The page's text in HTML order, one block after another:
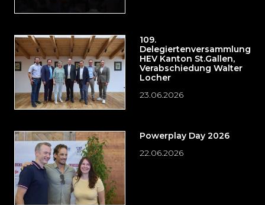
109.
Delegiertenversammlung
HEV Kanton St.Gallen,
Verabschiedung Walter
Locher
23.06.2026
Powerplay Day 2026
22.06.2026